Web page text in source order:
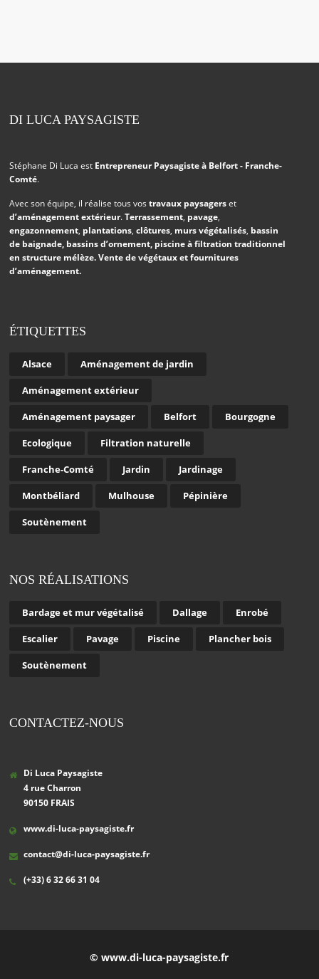
DI LUCA PAYSAGISTE
Stéphane Di Luca est Entrepreneur Paysagiste à Belfort - Franche-
Comté.
Avec son équipe, il réalise tous vostravaux paysagerset
d’aménagement extérieur.Terrassement, pavage,
engazonnement, plantations,clôtures, murs végétalisés, bassin
de baignade, bassins d’ornement, piscine à filtration traditionnel
en structure mélèze. Vente de végétaux et fournitures
d’aménagement.
ÉTIQUETTES
Alsace Aménagement de jardin
Aménagement extérieur
Aménagement paysager Belfort Bourgogne
Ecologique Filtration naturelle
Franche-Comté Jardin Jardinage
Montbéliard Mulhouse Pépinière
Soutènement
NOS RÉALISATIONS
Bardage et mur végétalisé Dallage Enrobé
Escalier Pavage Piscine Plancher bois
Soutènement
CONTACTEZ-NOUS
Di Luca Paysagiste
4 rue Charron
90150 FRAIS
www.di-luca-paysagiste.fr
contact@di-luca-paysagiste.fr
(+33) 6 32 66 31 04
© www.di-luca-paysagiste.fr